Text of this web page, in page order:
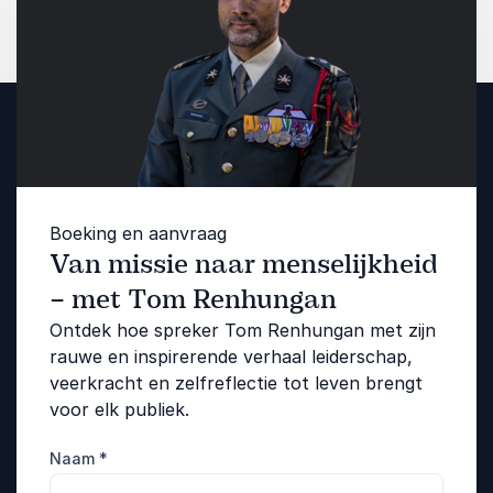
Boeking en aanvraag
Van missie naar menselijkheid
– met Tom Renhungan
Ontdek hoe spreker Tom Renhungan met zijn
rauwe en inspirerende verhaal leiderschap,
veerkracht en zelfreflectie tot leven brengt
voor elk publiek.
Naam *